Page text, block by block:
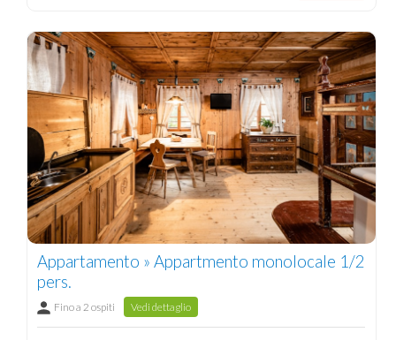
Appartamento » Appartmento monolocale 1/2
pers.
Fino a 2 ospiti Vedi dettaglio